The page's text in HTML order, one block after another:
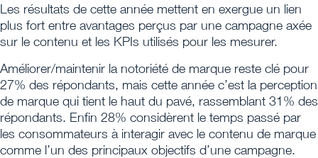
Les résultats de cette année mettent en exergue un lien
plus fort entre avantages perçus par une campagne axée
sur le contenu et les KPIs utilisés pour les mesurer.
Améliorer/maintenir la notoriété de marque reste clé pour
27% des répondants, mais cette année c’est la perception
de marque qui tient le haut du pavé, rassemblant 31% des
répondants. Enfin 28% considèrent le temps passé par
les consommateurs à interagir avec le contenu de marque
comme l’un des principaux objectifs d’une campagne.